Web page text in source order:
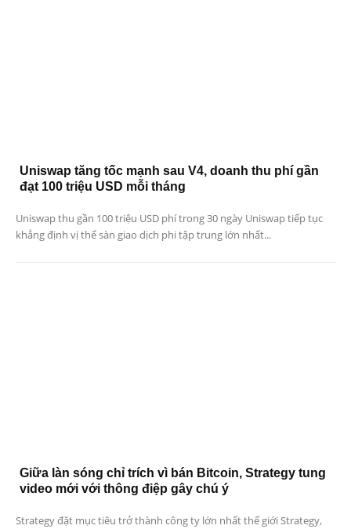
Uniswap tăng tốc mạnh sau V4, doanh thu phí gần
đạt 100 triệu USD mỗi tháng
Uniswap thu gần 100 triệu USD phí trong 30 ngày Uniswap tiếp tục
khẳng định vị thế sàn giao dịch phi tập trung lớn nhất...
Giữa làn sóng chỉ trích vì bán Bitcoin, Strategy tung
video mới với thông điệp gây chú ý
Strategy đặt mục tiêu trở thành công ty lớn nhất thế giới Strategy,